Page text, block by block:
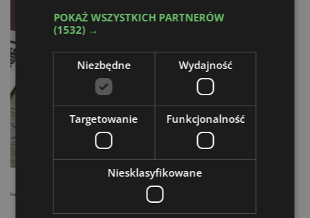
Reklama
POKAŻ WSZYSTKICH PARTNERÓW
(1532) →
Niezbędne Wydajność
Targetowanie Funkcjonalność
Niesklasyfikowane